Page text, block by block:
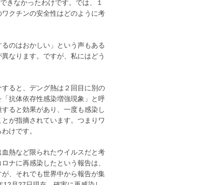
きなかったわけです。では、１
クチンの安全性はどのように考
のはおかしい」という声もある
なります。ですが、私にはどう
ると、デング熱は２回目に別の
抗体依存性感染増強現象」と呼
ると効果があり、一度も感染し
が指摘されています。つまりワ
けです。
熱など限られたウイルスだと考
ナに再感染したという報告は、
、それでも世界中から報告が集